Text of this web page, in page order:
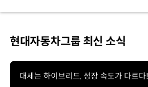
현대자동차그룹 최신 소식
대세는 하이브리드, 성장 속도가 다르다!